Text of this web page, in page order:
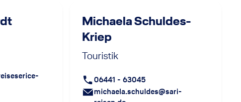
Michaela Schuldes-
Kriep
Touristik
06441 - 63045
michaela.schuldes@sari-